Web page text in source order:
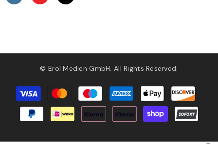
© Erol Medien GmbH. All Rights Reserved.
Zahlungsmethoden